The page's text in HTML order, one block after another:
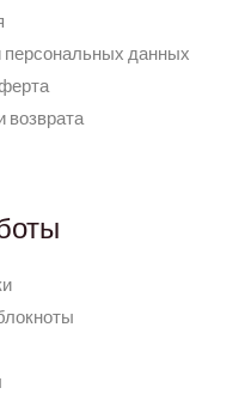
персональных данных
возврата